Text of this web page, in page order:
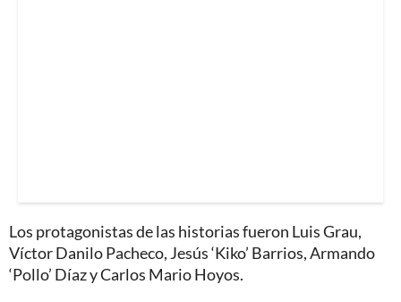
Los protagonistas de las historias fueron Luis Grau,
Víctor Danilo Pacheco, Jesús ‘Kiko’ Barrios, Armando
‘Pollo’ Díaz y Carlos Mario Hoyos.